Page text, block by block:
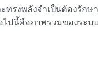
ทรงพลังจําเป็นต้องรัก
ไปนี้คือภาพรวมของระ